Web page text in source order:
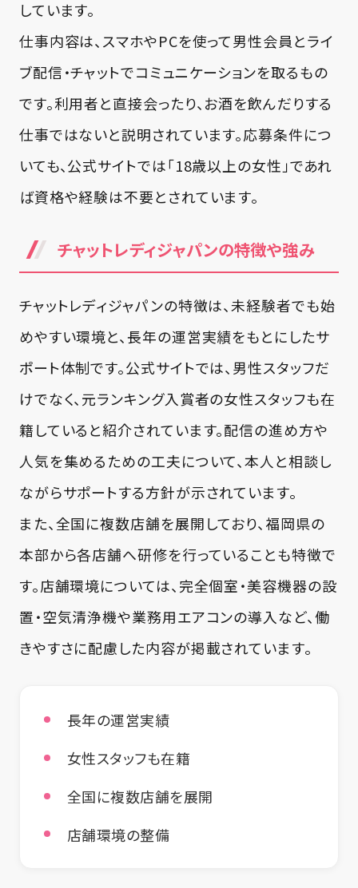
しています。
仕事内容は、スマホやPCを使って男性会員とライ
ブ配信・チャットでコミュニケーションを取るもの
です。利用者と直接会ったり、お酒を飲んだりする
仕事ではないと説明されています。応募条件につ
いても、公式サイトでは「18歳以上の女性」であれ
ば資格や経験は不要とされています。
チャットレディジャパンの特徴や強み
チャットレディジャパンの特徴は、未経験者でも始
めやすい環境と、長年の運営実績をもとにしたサ
ポート体制です。公式サイトでは、男性スタッフだ
けでなく、元ランキング入賞者の女性スタッフも在
籍していると紹介されています。配信の進め方や
人気を集めるための工夫について、本人と相談し
ながらサポートする方針が示されています。
また、全国に複数店舗を展開しており、福岡県の
本部から各店舗へ研修を行っていることも特徴で
す。店舗環境については、完全個室・美容機器の設
置・空気清浄機や業務用エアコンの導入など、働
きやすさに配慮した内容が掲載されています。
長年の運営実績
女性スタッフも在籍
全国に複数店舗を展開
店舗環境の整備